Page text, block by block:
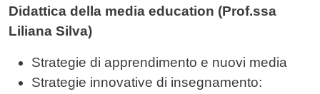
Didattica della media education (Prof.ssa
Liliana Silva)
Strategie di apprendimento e nuovi media
Strategie innovative di insegnamento: